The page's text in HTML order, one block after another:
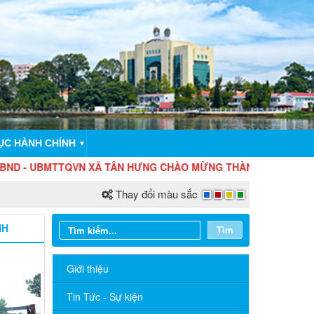
HÀNH CHÍNH ▼
XÃ TÂN HƯNG CHÀO MỪNG THÀNH LẬP THÀNH PHỐ
Thay đổi màu sắc
Tìm
Giới thiệu
Tin Tức - Sự kiện